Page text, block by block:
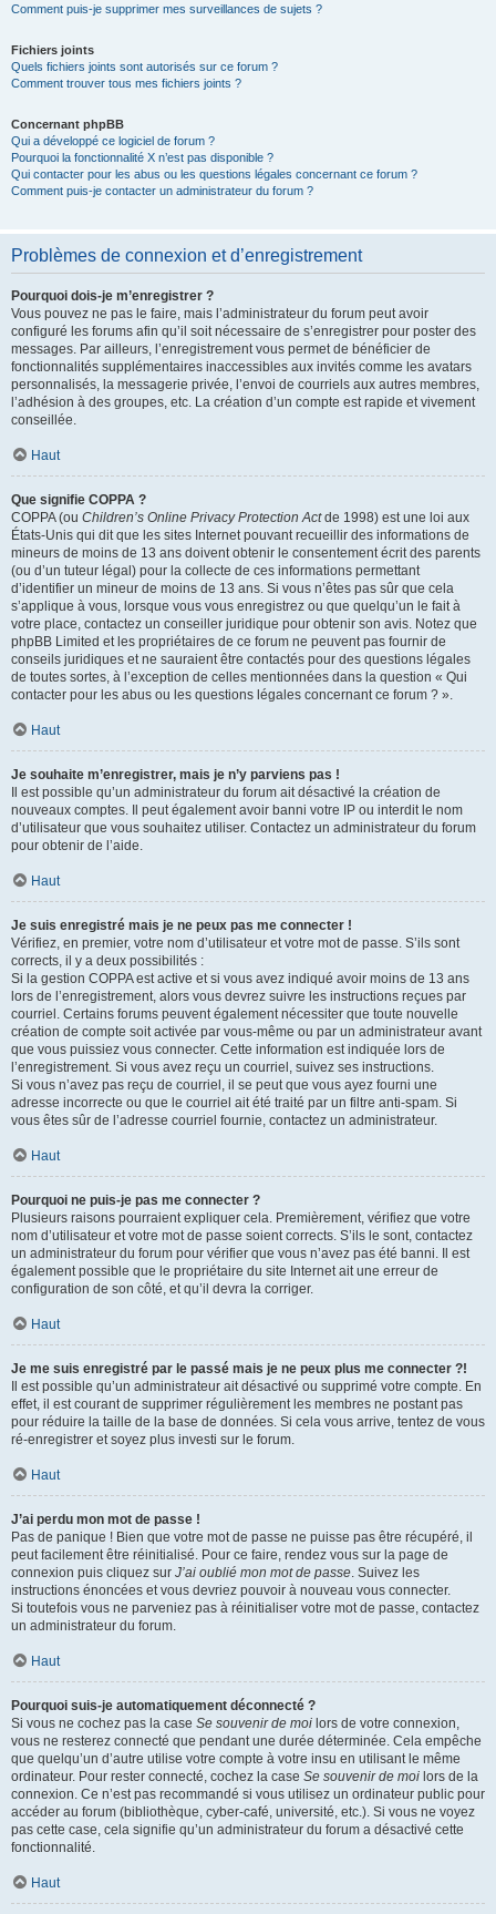
Comment puis-je supprimer mes surveillances de sujets ?
Fichiers joints
Quels fichiers joints sont autorisés sur ce forum ?
Comment trouver tous mes fichiers joints ?
Concernant phpBB
Qui a développé ce logiciel de forum ?
Pourquoi la fonctionnalité X n’est pas disponible ?
Qui contacter pour les abus ou les questions légales concernant ce forum ?
Comment puis-je contacter un administrateur du forum ?
Problèmes de connexion et d’enregistrement
Pourquoi dois-je m’enregistrer ?
Vous pouvez ne pas le faire, mais l’administrateur du forum peut avoir
configuré les forums afin qu’il soit nécessaire de s’enregistrer pour poster des
messages. Par ailleurs, l’enregistrement vous permet de bénéficier de
fonctionnalités supplémentaires inaccessibles aux invités comme les avatars
personnalisés, la messagerie privée, l’envoi de courriels aux autres membres,
l’adhésion à des groupes, etc. La création d’un compte est rapide et vivement
conseillée.
Haut
Que signifie COPPA ?
COPPA (ou Children’s Online Privacy Protection Actde 1998) est une loi aux
États-Unis qui dit que les sites Internet pouvant recueillir des informations de
mineurs de moins de 13 ans doivent obtenir le consentement écrit des parents
(ou d’un tuteur légal) pour la collecte de ces informations permettant
d’identifier un mineur de moins de 13 ans. Si vous n’êtes pas sûr que cela
s’applique à vous, lorsque vous vous enregistrez ou que quelqu’un le fait à
votre place, contactez un conseiller juridique pour obtenir son avis. Notez que
phpBB Limited et les propriétaires de ce forum ne peuvent pas fournir de
conseils juridiques et ne sauraient être contactés pour des questions légales
de toutes sortes, à l’exception de celles mentionnées dans la question « Qui
contacter pour les abus ou les questions légales concernant ce forum ? ».
Haut
Je souhaite m’enregistrer, mais je n’y parviens pas !
Il est possible qu’un administrateur du forum ait désactivé la création de
nouveaux comptes. Il peut également avoir banni votre IP ou interdit le nom
d’utilisateur que vous souhaitez utiliser. Contactez un administrateur du forum
pour obtenir de l’aide.
Haut
Je suis enregistré mais je ne peux pas me connecter !
Vérifiez, en premier, votre nom d’utilisateur et votre mot de passe. S’ils sont
corrects, il y a deux possibilités :
Si la gestion COPPA est active et si vous avez indiqué avoir moins de 13 ans
lors de l’enregistrement, alors vous devrez suivre les instructions reçues par
courriel. Certains forums peuvent également nécessiter que toute nouvelle
création de compte soit activée par vous-même ou par un administrateur avant
que vous puissiez vous connecter. Cette information est indiquée lors de
l’enregistrement. Si vous avez reçu un courriel, suivez ses instructions.
Si vous n’avez pas reçu de courriel, il se peut que vous ayez fourni une
adresse incorrecte ou que le courriel ait été traité par un filtre anti-spam. Si
vous êtes sûr de l’adresse courriel fournie, contactez un administrateur.
Haut
Pourquoi ne puis-je pas me connecter ?
Plusieurs raisons pourraient expliquer cela. Premièrement, vérifiez que votre
nom d’utilisateur et votre mot de passe soient corrects. S’ils le sont, contactez
un administrateur du forum pour vérifier que vous n’avez pas été banni. Il est
également possible que le propriétaire du site Internet ait une erreur de
configuration de son côté, et qu’il devra la corriger.
Haut
Je me suis enregistré par le passé mais je ne peux plus me connecter ?!
Il est possible qu’un administrateur ait désactivé ou supprimé votre compte. En
effet, il est courant de supprimer régulièrement les membres ne postant pas
pour réduire la taille de la base de données. Si cela vous arrive, tentez de vous
ré-enregistrer et soyez plus investi sur le forum.
Haut
J’ai perdu mon mot de passe !
Pas de panique ! Bien que votre mot de passe ne puisse pas être récupéré, il
peut facilement être réinitialisé. Pour ce faire, rendez vous sur la page de
connexion puis cliquez sur J’ai oublié mon mot de passe. Suivez les
instructions énoncées et vous devriez pouvoir à nouveau vous connecter.
Si toutefois vous ne parveniez pas à réinitialiser votre mot de passe, contactez
un administrateur du forum.
Haut
Pourquoi suis-je automatiquement déconnecté ?
Si vous ne cochez pas la case Se souvenir de moi lors de votre connexion,
vous ne resterez connecté que pendant une durée déterminée. Cela empêche
que quelqu’un d’autre utilise votre compte à votre insu en utilisant le même
ordinateur. Pour rester connecté, cochez la case Se souvenir de moi lors de la
connexion. Ce n’est pas recommandé si vous utilisez un ordinateur public pour
accéder au forum (bibliothèque, cyber-café, université, etc.). Si vous ne voyez
pas cette case, cela signifie qu’un administrateur du forum a désactivé cette
fonctionnalité.
Haut